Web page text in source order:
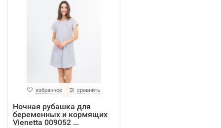
избранное сравнить
Ночная рубашка для
беременных и кормящих
Vienetta 009052 ...